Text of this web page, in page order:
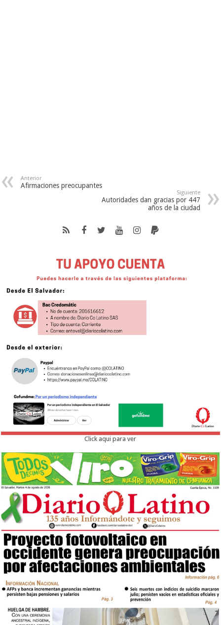
Anterior
Afirmaciones preocupantes
Siguiente
Autoridades dan gracias por 447
años de la ciudad
Click aqui para ver